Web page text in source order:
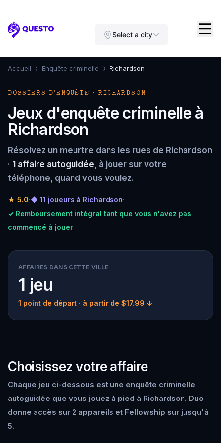
Questo Select a city
Accueil › Enquête criminelle › Richardson
DOSSIERS D'ENQUÊTE · RICHARDSON
Jeux d'enquête criminelle à
Richardson
Résolvez un meurtre dans les rues de Richardson
· 1 affaire autoguidée, à jouer sur votre
téléphone, quand vous voulez.
★ 5.0·◆ 11 joueurs à Richardson·
✓ Remboursement intégral tant que vous n'avez pas
commencé à jouer
AFFAIRES DANS CETTE VILLE
1 jeu
1 point de départ · à partir de $17.99 ↓
Choisissez votre affaire
Chaque jeu ci-dessous est une enquête criminelle
autoguidée que vous jouez à pied à Richardson. Duo
donne accès sur 2 appareils et Fellowship sur jusqu'à
5.